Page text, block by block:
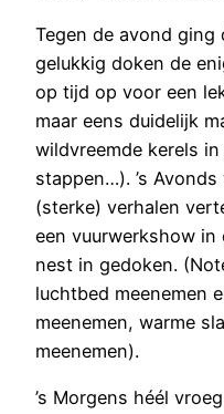
Tegen de avond ging
gelukkig doken de
op tijd op voor een
maar eens duidelijk
wildvreemde kerels
stappen…). ’s
(sterke) verhalen
een vuurwerkshow
nest in gedoken.
luchtbed meenemen
meenemen, warme
meenemen).
’s Morgens héél